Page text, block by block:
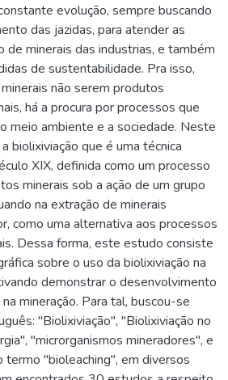
evolução, sempre buscando
das jazidas, para atender as
de minerais das industrias, e também
de sustentabilidade. Pra isso,
não serem produtos
há a procura por processos que
meio ambiente e a sociedade. Neste
biolixiviação que é uma técnica
XIX, definida como um processo
minerais sob a ação de um grupo
na extração de minerais
como uma alternativa aos processos
Dessa forma, este estudo consiste
sobre o uso da biolixiviação na
demonstrar o desenvolvimento
mineração. Para tal, buscou-se
"Biolixiviação", "Biolixiviação no
"microrganismos mineradores", e
termo "bioleaching", em diversos